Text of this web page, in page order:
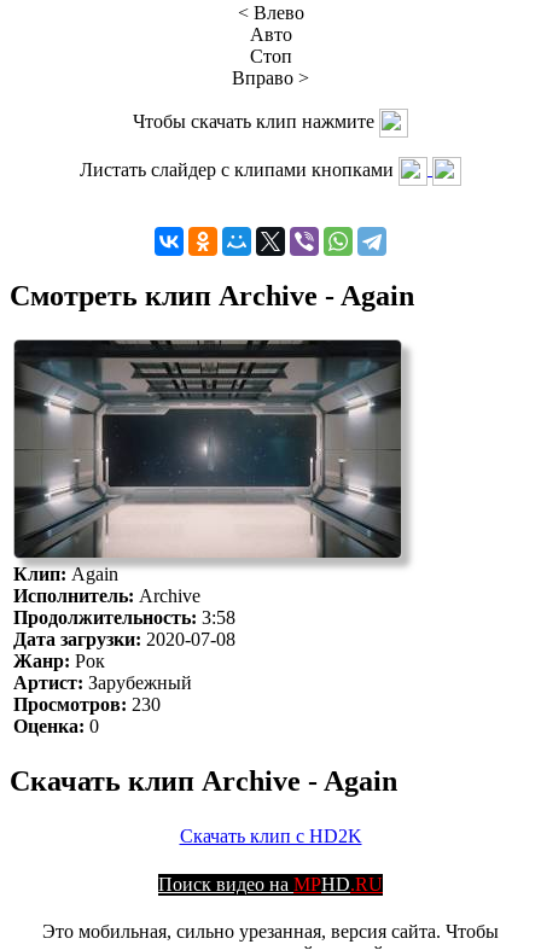
< Влево
Авто
Стоп
Вправо >
Чтобы скачать клип нажмите
Листать слайдер с клипами кнопками
Смотреть клип Archive - Again
Клип:Again
Исполнитель: Archive
Продолжительность: 3:58
Дата загрузки: 2020-07-08
Жанр: Рок
Артист: Зарубежный
Просмотров: 230
Оценка: 0
Скачать клип Archive - Again
Скачать клип с HD2K
Поиск видео на MPHD.RU
Это мобильная, сильно урезанная, версия сайта. Чтобы